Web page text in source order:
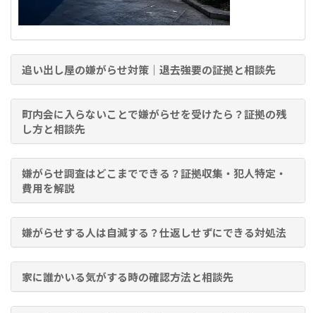
追い出し屋の嫌がらせ対策｜退去強要の証拠と相談先
町内会に入らないことで嫌がらせを受けたら？証拠の残
し方と相談先
嫌がらせ調査はどこまでできる？証拠収集・犯人特定・
費用を解説
嫌がらせする人は自滅する？仕返しせずにできる対処法
家に誰かいる気がする時の確認方法と相談先